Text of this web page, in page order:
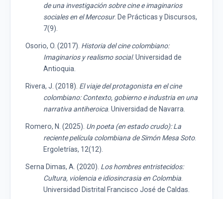
de una investigación sobre cine e imaginarios
sociales en el Mercosur. De Prácticas y Discursos,
7(9).
Osorio, O. (2017). Historia del cine colombiano:
Imaginarios y realismo social. Universidad de
Antioquia.
Rivera, J. (2018). El viaje del protagonista en el cine
colombiano: Contexto, gobierno e industria en una
narrativa antiheroica . Universidad de Navarra.
Romero, N. (2025). Un poeta (en estado crudo): La
reciente película colombiana de Simón Mesa Soto.
Ergoletrías, 12(12).
Serna Dimas, A. (2020). Los hombres entristecidos:
Cultura, violencia e idiosincrasia en Colombia
Universidad Distrital Francisco José de Caldas.